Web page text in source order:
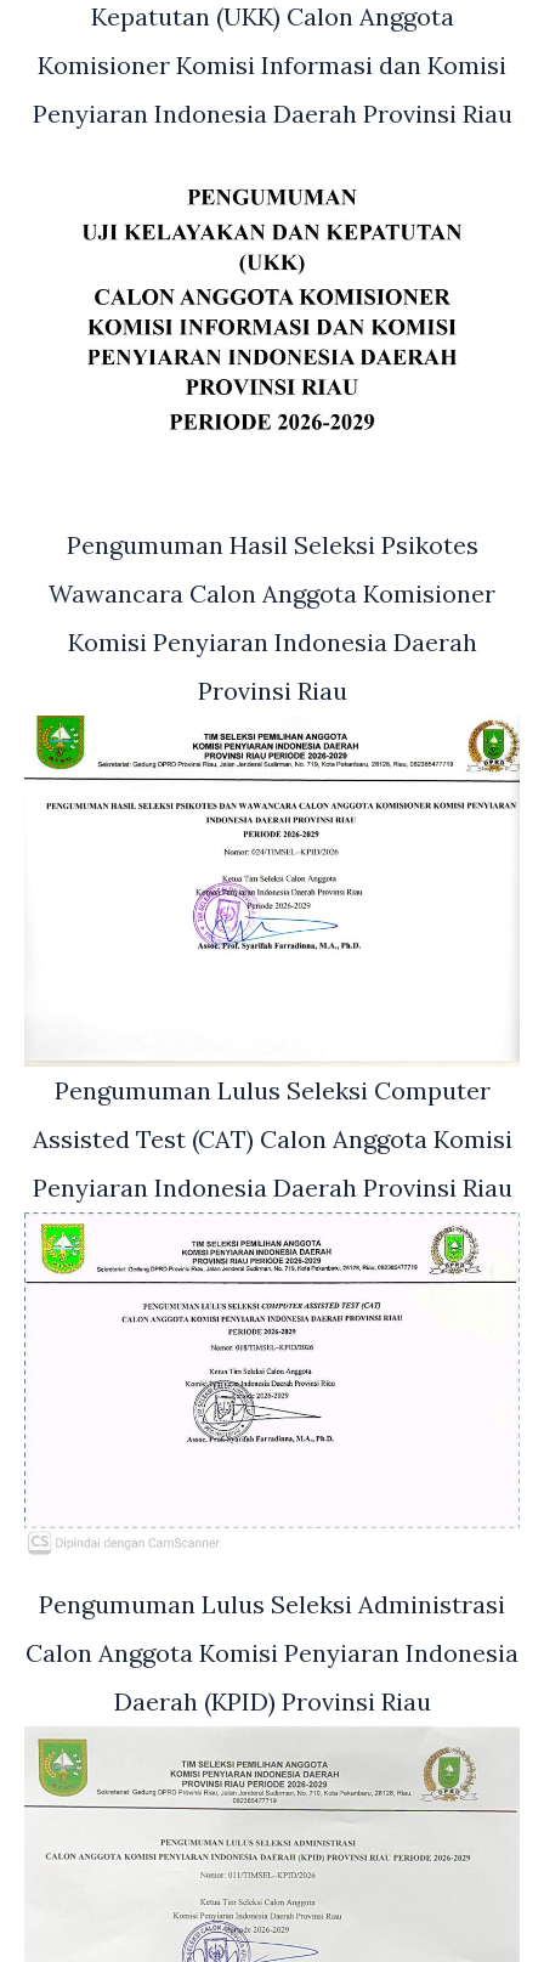
Kepatutan (UKK) Calon Anggota
Komisioner Komisi Informasi dan Komisi
Penyiaran Indonesia Daerah Provinsi Riau
Pengumuman Hasil Seleksi Psikotes
Wawancara Calon Anggota Komisioner
Komisi Penyiaran Indonesia Daerah
Provinsi Riau
Pengumuman Lulus Seleksi Computer
Assisted Test (CAT) Calon Anggota Komisi
Penyiaran Indonesia Daerah Provinsi Riau
Pengumuman Lulus Seleksi Administrasi
Calon Anggota Komisi Penyiaran Indonesia
Daerah (KPID) Provinsi Riau